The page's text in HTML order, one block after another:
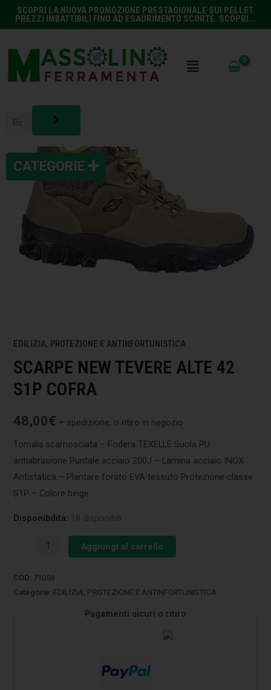
SCOPRI LA NUOVA PROMOZIONE PRESTAGIONALE SUI PELLET.
PREZZI IMBATTIBILI FINO AD ESAURIMENTO SCORTE. SCOPRI...
EDILIZIA, PROTEZIONE E ANTINFORTUNISTICA
SCARPE NEW TEVERE ALTE 42
S1P COFRA
48,00€ + spedizione, o ritiro in negozio
Tomaia scamosciata – Fodera TEXELLE Suola PU
antiabrasione Puntale acciaio 200J – Lamina acciaio INOX
Antistatica – Plantare forato EVA tessuto Protezione classe
S1P – Colore beige
Disponibilità: 18 disponibili
Aggiungi al carrello
COD: 71058
Categorie: EDILIZIA PROTEZIONE E ANTINFORTUNISTICA
Pagamenti sicuri o ritiro